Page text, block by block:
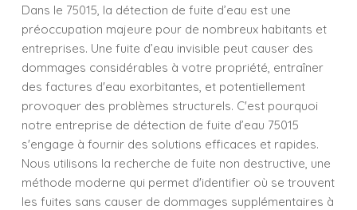
Dans le 75015, la détection de fuite d’eau est une
préoccupation majeure pour de nombreux habitants et
entreprises. Une fuite d’eau invisible peut causer des
dommages considérables à votre propriété, entraîner
des factures d'eau exorbitantes, et potentiellement
provoquer des problèmes structurels. C'est pourquoi
notre entreprise de détection de fuite d’eau 75015
s'engage à fournir des solutions efficaces et rapides.
Nous utilisons la recherche de fuite non destructive, une
méthode moderne qui permet d'identifier où se trouvent
les fuites sans causer de dommages supplémentaires à